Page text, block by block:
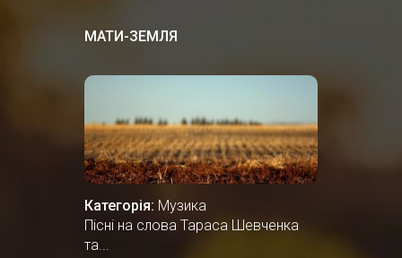
МАТИ-ЗЕМЛЯ
Категорія: Музика
Пісні на слова Тараса Шевченка
та...